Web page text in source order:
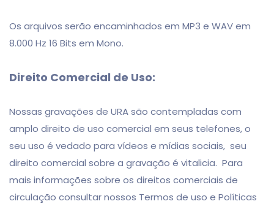
Os arquivos serão encaminhados em MP3 e WAV em
8.000 Hz 16 Bits em Mono.
Direito Comercial de Uso:
Nossas gravações de URA são contempladas com
amplo direito de uso comercial em seus telefones, o
seu uso é vedado para vídeos e mídias sociais, seu
direito comercial sobre a gravação é vitalicia. Para
mais informações sobre os direitos comerciais de
circulação consultar nossos Termos de uso e Políticas